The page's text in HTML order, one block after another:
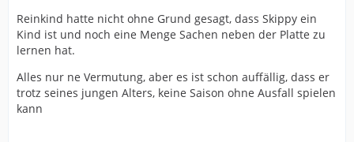
Reinkind hatte nicht ohne Grund gesagt, dass Skippy ein
Kind ist und noch eine Menge Sachen neben der Platte zu
lernen hat.
Alles nur ne Vermutung, aber es ist schon auffällig, dass er
trotz seines jungen Alters, keine Saison ohne Ausfall spielen
kann